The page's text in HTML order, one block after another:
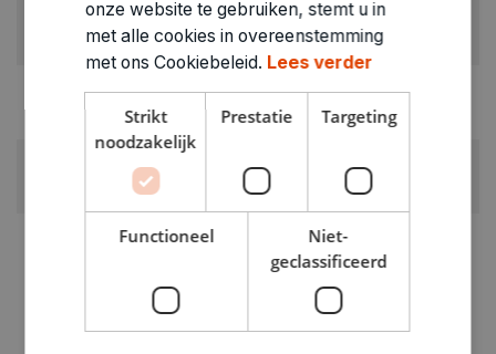
RUBRIEK:
Zelfhardende klei
onze website te gebruiken, stemt u in
met alle cookies in overeenstemming
met ons Cookiebeleid. Lees verder
Strikt
noodzakelijk
Prestatie Targeting
Functioneel
Niet-
geclassificeerd